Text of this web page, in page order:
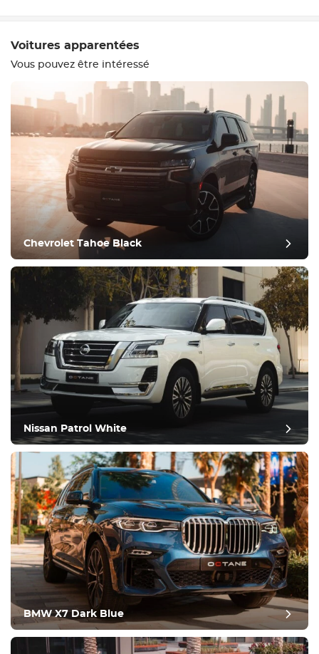
Equipement
Confortable
Contrôle du climat
Condition
bilan de fin d'année
Voitures apparentées
Vous pouvez être intéressé
Chevrolet Tahoe Black
Nissan Patrol White
BMW X7 Dark Blue